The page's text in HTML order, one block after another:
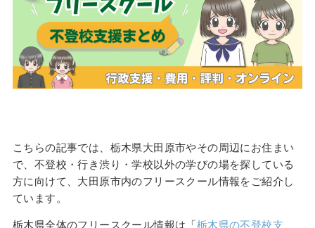
こちらの記事では、栃木県大田原市やその周辺にお住まい
で、不登校・行き渋り・学校以外の学びの場を探している
方に向けて、大田原市内のフリースクール情報をご紹介し
ています。
栃木県全体のフリースクール情報は「栃木県の不登校支